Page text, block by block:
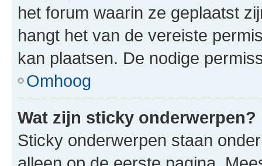
het forum waarin ze geplaatst
hangt het van de vereiste
kan plaatsen. De nodige
Omhoog
Wat zijn sticky onderwerpen?
Sticky onderwerpen staan